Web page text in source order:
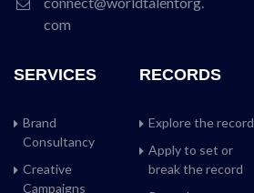
com
SERVICES
Brand
Consultancy
Creative
Campaigns
RECORDS
Explore the record
Apply to set or
break the record